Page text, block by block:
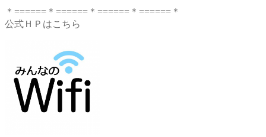
＊======＊======＊======＊======＊
公式ＨＰはこちら